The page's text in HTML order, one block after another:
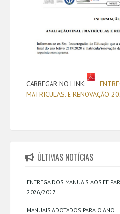
CARREGAR NO LINK:
MATRICULAS. E RENOVAÇÃO
ÚLTIMAS NOTÍCIAS
ENTREGA DOS MANUAIS AOS EE
2026/2027
MANUAIS ADOTADOS PARA O ANO